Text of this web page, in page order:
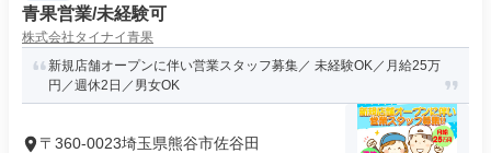
青果営業/未経験可
株式会社タイナイ青果
新規店舗オープンに伴い営業スタッフ募集／ 未経験OK／月給25万
円／週休2日／男女OK
〒360-0023埼玉県熊谷市佐谷田